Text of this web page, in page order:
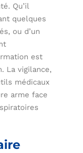
Qu’il
quelques
ou d’un
est
La vigilance,
médicaux
arme face